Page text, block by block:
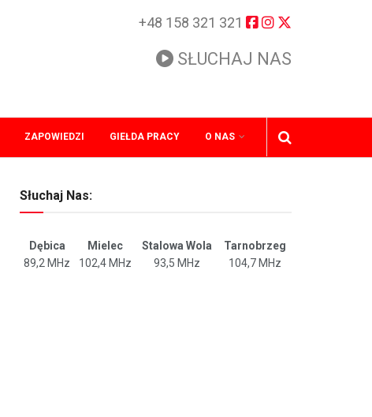
+48 158 321 321
SŁUCHAJ NAS
ZAPOWIEDZI GIEŁDA PRACY O NAS
Słuchaj Nas:
Dębica Mielec Stalowa Wola
Tarnobrzeg
89,2 MHz
102,4 MHz 93,5 MHz 104,7 MHz